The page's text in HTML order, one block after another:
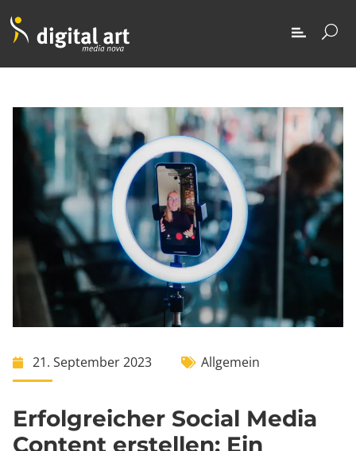
21. September 2023 Allgemein
Erfolgreicher Social Media
Content erstellen: Ein